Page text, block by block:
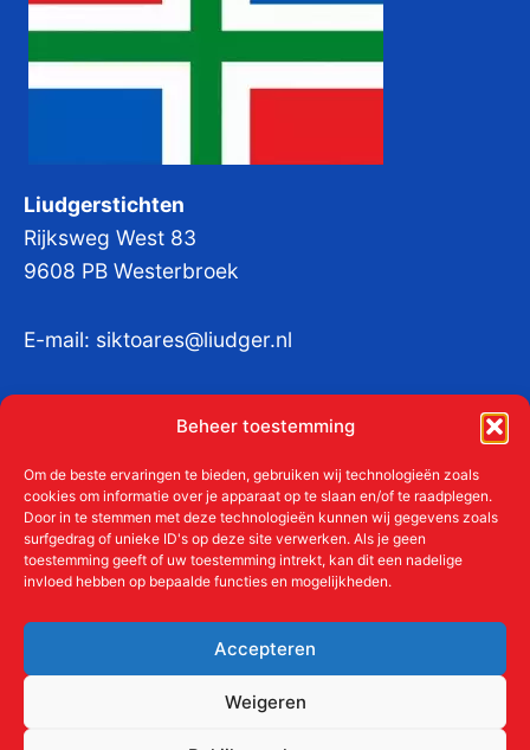
Beheer toestemming
Om de beste ervaringen te bieden, gebruiken wij technologieën zoals
cookies om informatie over je apparaat op te slaan en/of te raadplegen.
Door in te stemmen met deze technologieën kunnen wij gegevens zoals
surfgedrag of unieke ID's op deze site verwerken. Als je geen
toestemming geeft of uw toestemming intrekt, kan dit een nadelige
invloed hebben op bepaalde functies en mogelijkheden.
Accepteren
Weigeren
Liudgerstichten
Rijksweg West 83
9608 PB Westerbroek
E-mail: siktoares@liudger.nl
KvKnr:41011712
Meer over de Liudgerstichten
Aanmelden als donateur
ANBI
Contact